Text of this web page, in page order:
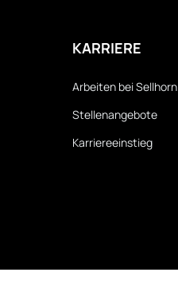
KARRIERE
Arbeiten bei Sellhorn
Stellenangebote
Karriereeinstieg